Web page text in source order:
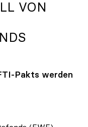
VON
Pakts werden